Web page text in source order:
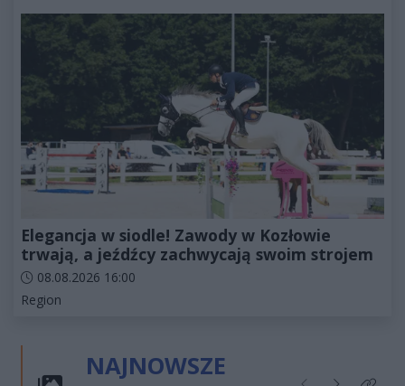
Elegancja w siodle! Zawody w Kozłowie
trwają, a jeźdźcy zachwycają swoim strojem
Data dodania artykułu:
08.08.2026 16:00
Kategorie artykułu:
Region
NAJNOWSZE